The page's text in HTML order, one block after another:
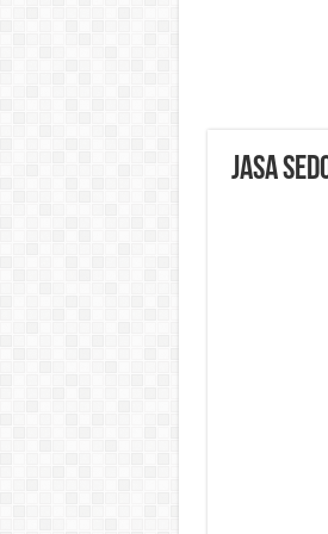
Jasa